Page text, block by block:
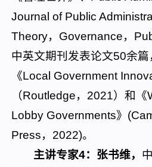
Journal of Public
Theory，Governance，
中英文期刊发表论文50余篇
《Local Government
（Routledge，2021）和
Lobby Governments》
Press，2022)。
主讲专家4： 张书维，